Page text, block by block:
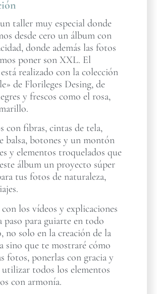
taller muy especial donde
desde cero un álbum con
donde además las fotos
poner son XXL. El
realizado con la colección
de Florileges Desing, de
y frescos como el rosa,
con fibras, cintas de tela,
balsa, botones y un montón
y elementos troquelados que
álbum un proyecto súper
tus fotos de naturaleza,
los vídeos y explicaciones
paso para guiarte en todo
no solo en la creación de la
sino que te mostraré cómo
fotos, ponerlas con gracia y
todos los elementos
con armonía.